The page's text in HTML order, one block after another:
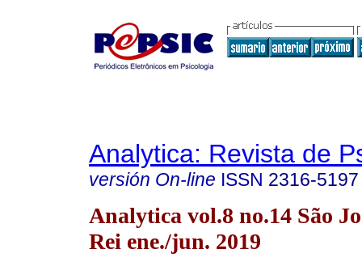
Analytica: Revista de
versión On-line ISSN 2316-5197
Analytica vol.8 no.14 São
Rei ene./jun. 2019